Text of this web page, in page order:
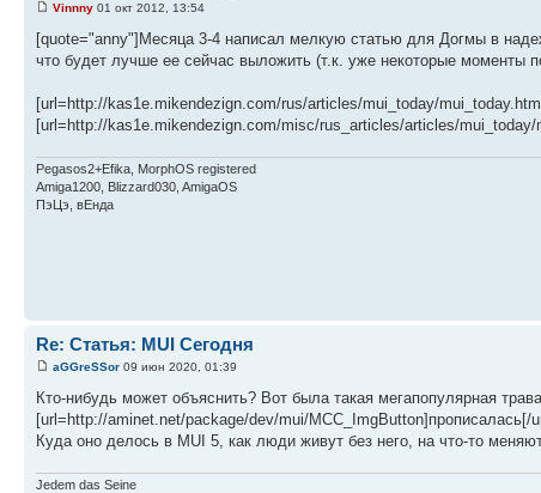
Vinnny 01 окт 2012, 13:54
[quote="anny"]Месяца 3-4 написал мелкую статью для Догмы в
что будет лучше ее сейчас выложить (т.к. уже некоторые моменты
[url=http://kas1e.mikendezign.com/rus/articles/mui_today/
[url=http://kas1e.mikendezign.com/misc/rus_articles/articles/
Pegasos2+Efika, MorphOS registered
Amiga1200, Blizzard030, AmigaOS
ПэЦэ, вЕнда
Re: Статья: MUI Сегодня
aGGreSSor 09 июн 2020, 01:39
Кто-нибудь может объяснить? Вот была такая мегапопулярная
[url=http://aminet.net/package/dev/mui/MCC_ImgButton]прописалась[/
Куда оно делось в MUI 5, как люди живут без него, на что-то
Jedem das Seine